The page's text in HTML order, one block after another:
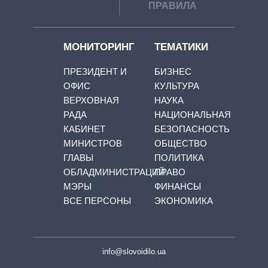
ПРАВИЛА
МОНИТОРИНГ
ПРЕЗИДЕНТ И
ОФИС
ВЕРХОВНАЯ
РАДА
КАБИНЕТ
МИНИСТРОВ
ГЛАВЫ
ОБЛАДМИНИСТРАЦИЙ
МЭРЫ
ВСЕ ПЕРСОНЫ
ТЕМАТИКИ
БИЗНЕС
КУЛЬТУРА
НАУКА
НАЦИОНАЛЬНАЯ
БЕЗОПАСНОСТЬ
ОБЩЕСТВО
ПОЛИТИКА
ПРАВО
ФИНАНСЫ
ЭКОНОМИКА
info@slovoidilo.ua